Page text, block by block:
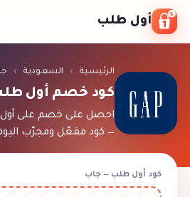
Skip to content
أول طلب
الرئيسية › السعودية ›
كود خصم أول
احصل على خصم على
— كود مفعّل ومجرّب
كود أول طلب — جاب